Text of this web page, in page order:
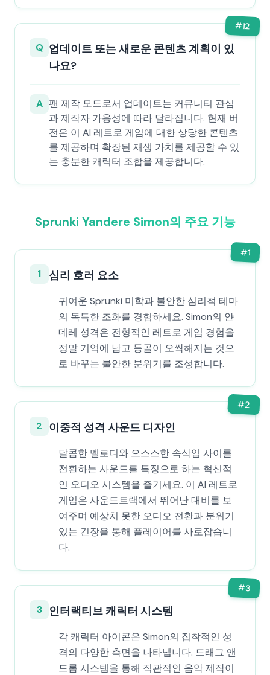
#12
Q 업데이트 또는 새로운 콘텐츠 계획이 있
나요?
A 팬 제작 모드로서 업데이트는 커뮤니티 관심
과 제작자 가용성에 따라 달라집니다. 현재 버
전은 이 AI 레트로 게임에 대한 상당한 콘텐츠
를 제공하며 확장된 재생 가치를 제공할 수 있
는 충분한 캐릭터 조합을 제공합니다.
Sprunki Yandere Simon의 주요 기능
#1
1 심리 호러 요소
귀여운 Sprunki 미학과 불안한 심리적 테마
의 독특한 조화를 경험하세요. Simon의 얀
데레 성격은 전형적인 레트로 게임 경험을
정말 기억에 남고 등골이 오싹해지는 것으
로 바꾸는 불안한 분위기를 조성합니다.
#2
2 이중적 성격 사운드 디자인
달콤한 멜로디와 으스스한 속삭임 사이를
전환하는 사운드를 특징으로 하는 혁신적
인 오디오 시스템을 즐기세요. 이 AI 레트로
게임은 사운드트랙에서 뛰어난 대비를 보
여주며 예상치 못한 오디오 전환과 분위기
있는 긴장을 통해 플레이어를 사로잡습니
다.
#3
3 인터랙티브 캐릭터 시스템
각 캐릭터 아이콘은 Simon의 집착적인 성
격의 다양한 측면을 나타냅니다. 드래그 앤
드롭 시스템을 통해 직관적인 음악 제작이